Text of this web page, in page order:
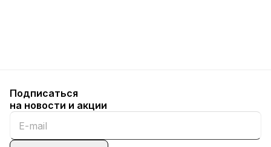
Подписаться
на новости и акции